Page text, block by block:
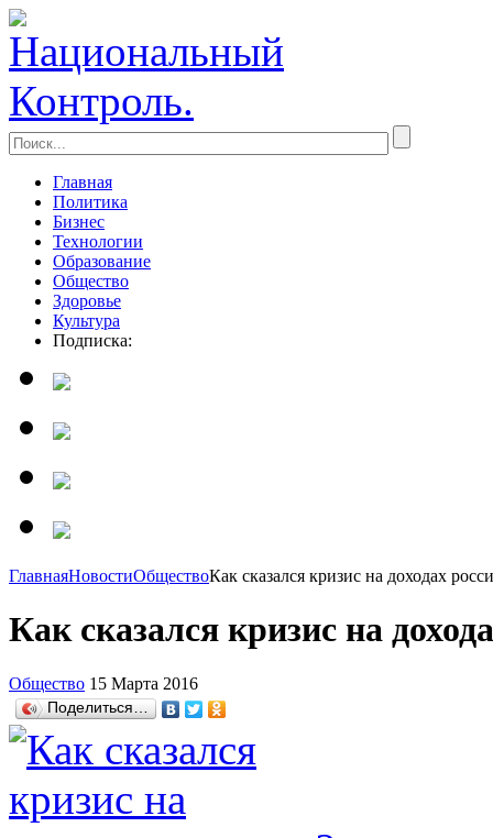
Главная
Политика
Бизнес
Технологии
Образование
Общество
Здоровье
Культура
Подписка:
ГлавнаяНовостиОбществоКак сказался кризис на доходах
Как сказался кризис на
Общество 15 Марта 2016
Поделиться…